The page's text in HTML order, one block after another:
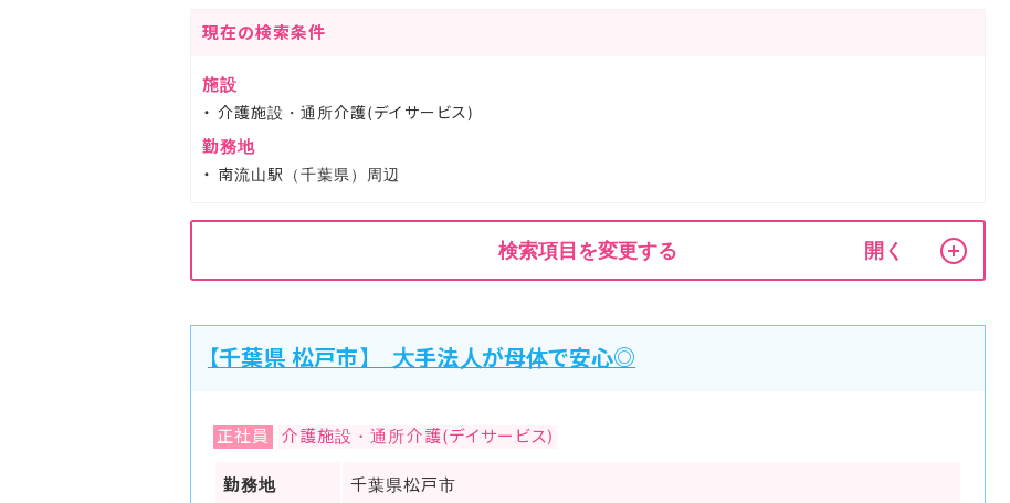
現在の検索条件
施設
介護施設・通所介護(デイサービス)
勤務地
南流山駅（千葉県）周辺
検索項目を変更する
【千葉県 松戸市】 大手法人が母体で安心◎
正社員 介護施設・通所介護(デイサービス)
勤務地 千葉県松戸市